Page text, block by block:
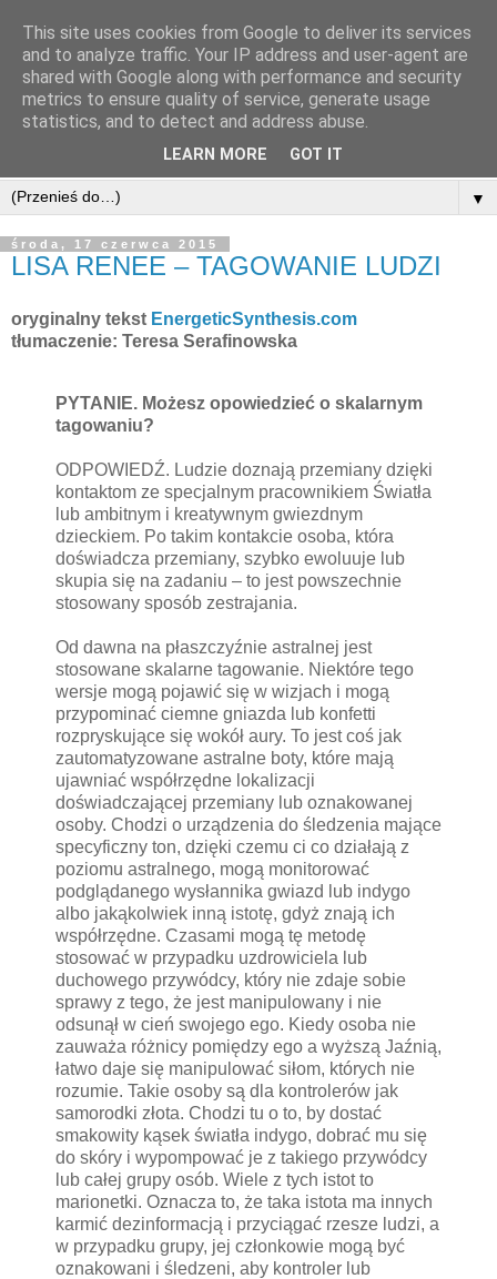
▼
środa, 17 czerwca 2015
LISA RENEE – TAGOWANIE LUDZI
oryginalny tekst EnergeticSynthesis.com
tłumaczenie: Teresa Serafinowska
PYTANIE. Możesz opowiedzieć o skalarnym
tagowaniu?
ODPOWIEDŹ. Ludzie doznają przemiany dzięki
kontaktom ze specjalnym pracownikiem Światła
lub ambitnym i kreatywnym gwiezdnym
dzieckiem. Po takim kontakcie osoba, która
doświadcza przemiany, szybko ewoluuje lub
skupia się na zadaniu – to jest powszechnie
stosowany sposób zestrajania.
Od dawna na płaszczyźnie astralnej jest
stosowane skalarne tagowanie. Niektóre tego
wersje mogą pojawić się w wizjach i mogą
przypominać ciemne gniazda lub konfetti
rozpryskujące się wokół aury. To jest coś jak
zautomatyzowane astralne boty, które mają
ujawniać współrzędne lokalizacji
doświadczającej przemiany lub oznakowanej
osoby. Chodzi o urządzenia do śledzenia mające
specyficzny ton, dzięki czemu ci co działają z
poziomu astralnego, mogą monitorować
podglądanego wysłannika gwiazd lub indygo
albo jakąkolwiek inną istotę, gdyż znają ich
współrzędne. Czasami mogą tę metodę
stosować w przypadku uzdrowiciela lub
duchowego przywódcy, który nie zdaje sobie
sprawy z tego, że jest manipulowany i nie
odsunął w cień swojego ego. Kiedy osoba nie
zauważa różnicy pomiędzy ego a wyższą Jaźnią,
łatwo daje się manipulować siłom, których nie
rozumie. Takie osoby są dla kontrolerów jak
samorodki złota. Chodzi tu o to, by dostać
smakowity kąsek światła indygo, dobrać mu się
do skóry i wypompować je z takiego przywódcy
lub całej grupy osób. Wiele z tych istot to
marionetki. Oznacza to, że taka istota ma innych
karmić dezinformacją i przyciągać rzesze ludzi, a
w przypadku grupy, jej członkowie mogą być
oznakowani i śledzeni, aby kontroler lub
This site uses cookies from Google to deliver its services
and to analyze traffic. Your IP address and user-agent are
shared with Google along with performance and security
metrics to ensure quality of service, generate usage
statistics, and to detect and address abuse.
LEARN MORE GOT IT